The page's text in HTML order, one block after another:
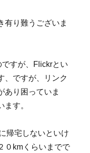
有り難うございま
すが、Flickrとい
、ですが、リンク
あり困っていま
す。
帰宅しないといけ
０kmくらいまでで